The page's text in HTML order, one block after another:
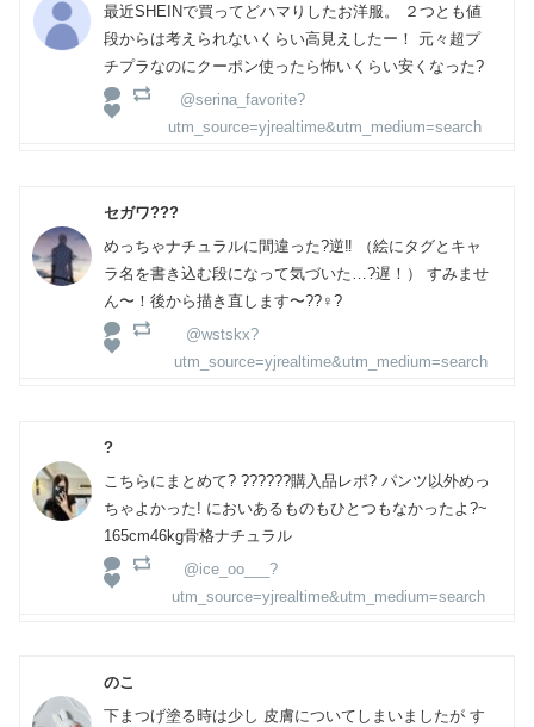
最近SHEINで買ってどハマりしたお洋服。 ２つとも値
段からは考えられないくらい高見えしたー！ 元々超プ
チプラなのにクーポン使ったら怖いくらい安くなった?
@serina_favorite?
utm_source=yjrealtime&utm_medium=search
セガワ???
めっちゃナチュラルに間違った?逆‼️ （絵にタグとキャ
ラ名を書き込む段になって気づいた…?遅！） すみませ
ん〜！後から描き直します〜??‍♀️?
@wstskx?
utm_source=yjrealtime&utm_medium=search
?
こちらにまとめて? ??????購入品レポ? パンツ以外めっ
ちゃよかった! においあるものもひとつもなかったよ?~
165cm46kg骨格ナチュラル
@ice_oo___?
utm_source=yjrealtime&utm_medium=search
のこ
下まつげ塗る時は少し 皮膚についてしまいましたが す